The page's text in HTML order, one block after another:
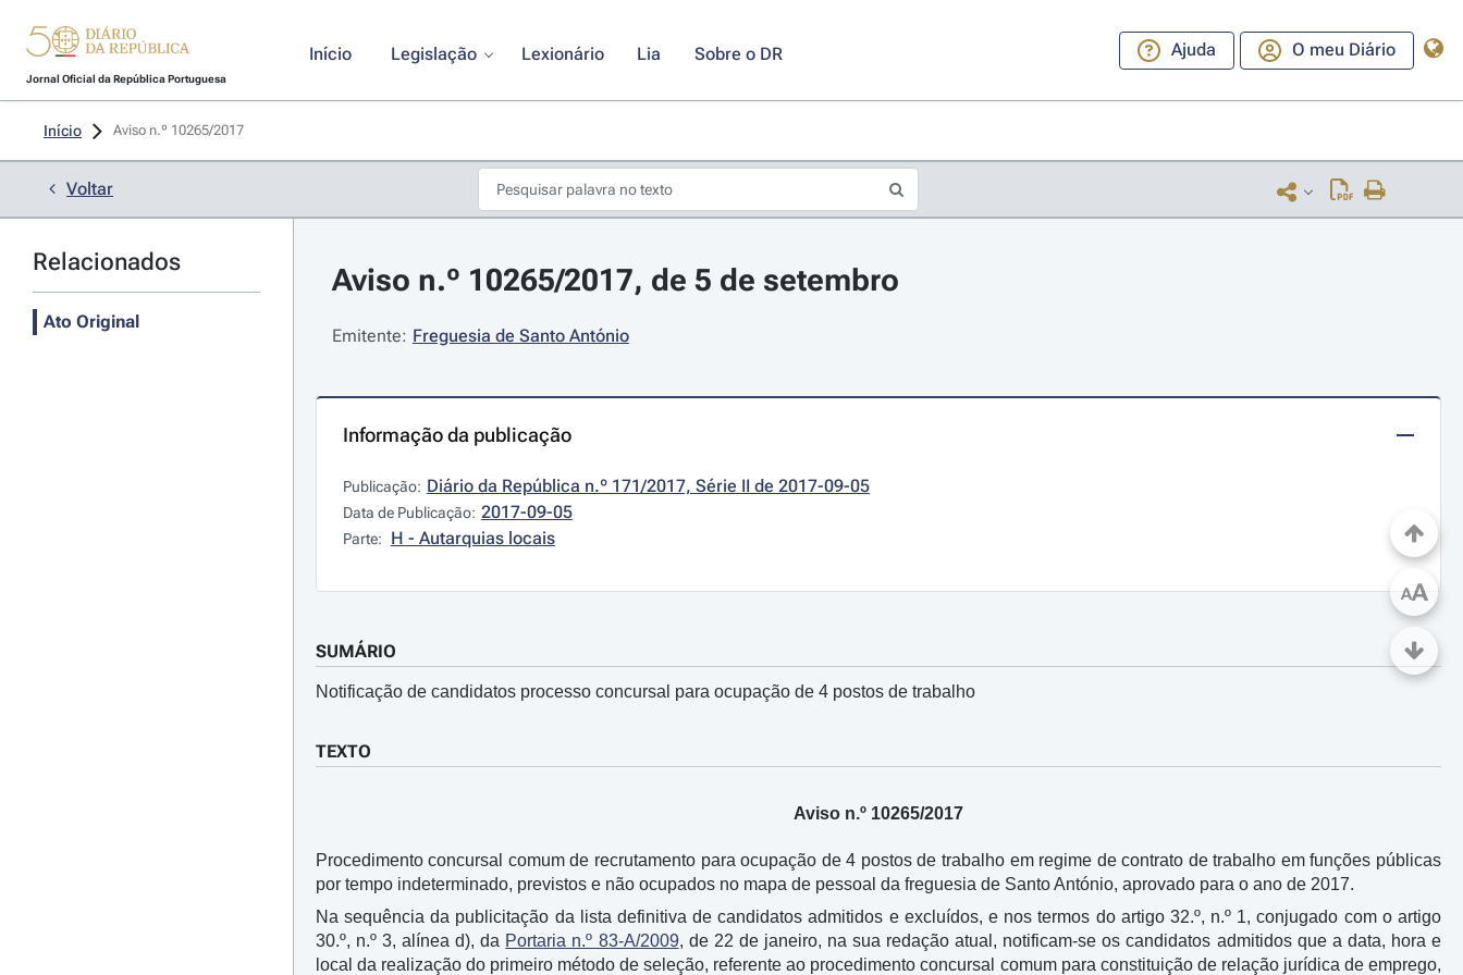
Jornal Oficial da República Portuguesa
Início Legislação Lexionário Lia Sobre o DR Ajuda O meu Diário
Início Aviso n.º 10265/2017
Voltar
Relacionados
Ato Original
Aviso n.º 10265/2017, de 5 de setembro
Emitente: Freguesia de Santo António
Informação da publicação
Publicação: Diário da República n.º 171/2017, Série II de 2017-09-05
Data de Publicação: 2017-09-05
Parte: H - Autarquias locais
SUMÁRIO
Notificação de candidatos processo concursal para ocupação de 4 postos de trabalho
TEXTO
Aviso n.º 10265/2017
Procedimento concursal comum de recrutamento para ocupação de 4 postos de trabalho em regime de contrato de trabalho em funções públicas
por tempo indeterminado, previstos e não ocupados no mapa de pessoal da freguesia de Santo António, aprovado para o ano de 2017.
Na sequência da publicitação da lista definitiva de candidatos admitidos e excluídos, e nos termos do artigo 32.º, n.º 1, conjugado com o artigo
30.º, n.º 3, alínea d), da Portaria n.º 83-A/2009, de 22 de janeiro, na sua redação atual, notificam-se os candidatos admitidos que a data, hora e
local da realização do primeiro método de seleção, referente ao procedimento concursal comum para constituição de relação jurídica de emprego,
AA